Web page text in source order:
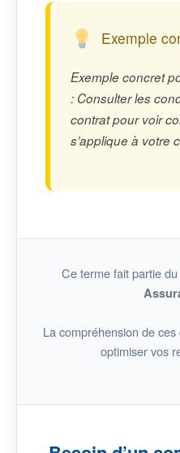
Exemple
Exemple concret
: Consulter les
contrat pour voir
s’applique à votre
Ce terme fait partie
La compréhension de
optimiser vos